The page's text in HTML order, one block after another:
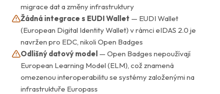
migrace dat a změny infrastruktury
Žádná integrace s EUDI Wallet — EUDI Wallet
(European Digital Identity Wallet) v rámci eIDAS 2.0 je
navržen pro EDC, nikoli Open Badges
Odlišný datový model — Open Badges nepoužívají
European Learning Model (ELM), což znamená
omezenou interoperabilitu se systémy založenými na
infrastruktuře Europass